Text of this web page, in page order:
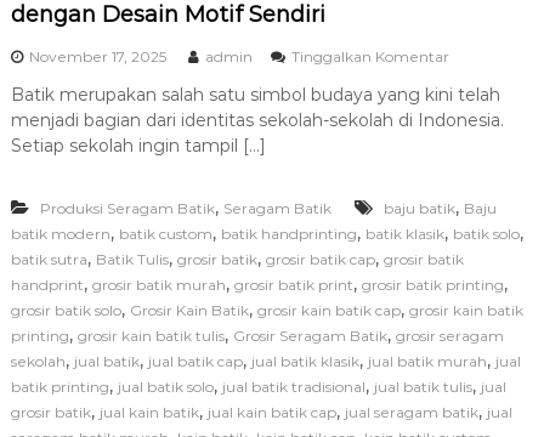
dengan Desain Motif Sendiri
November 17, 2025 admin Tinggalkan Komentarp
d
a
u
i
e
m
b
u
a
Batik merupakan salah satu simbol budaya yang kini telah
menjadi bagian dari identitas sekolah-sekolah di Indonesia.
Setiap sekolah ingin tampil […]
Produksi Seragam Batik, Seragam Batik baju batik, Baju
batik modern, batik custom, batik handprinting, batik klasik, batik solo,
batik sutra, Batik Tulis, grosir batik, grosir batik cap, grosir batik
handprint, grosir batik murah, grosir batik print, grosir batik printing,
grosir batik solo, Grosir Kain Batik, grosir kain batik cap, grosir kain batik
printing, grosir kain batik tulis, Grosir Seragam Batik, grosir seragam
sekolah, jual batik, jual batik cap, jual batik klasik, jual batik murah, jual
batik printing, jual batik solo, jual batik tradisional, jual batik tulis, jual
grosir batik, jual kain batik, jual kain batik cap, jual seragam batik, jual